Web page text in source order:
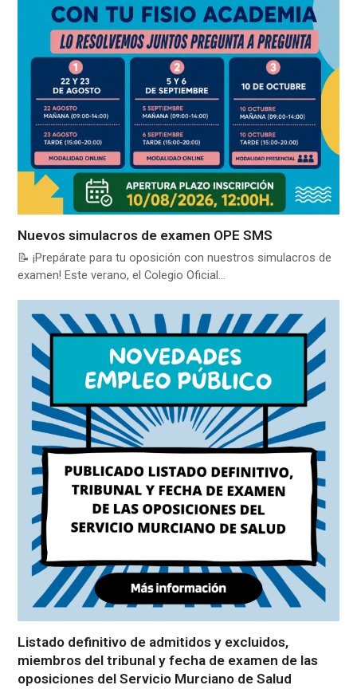
Nuevos simulacros de examen OPE SMS
📝 ¡Prepárate para tu oposición con nuestros simulacros de
examen! Este verano, el Colegio Oficial…
Listado definitivo de admitidos y excluidos,
miembros del tribunal y fecha de examen de las
oposiciones del Servicio Murciano de Salud